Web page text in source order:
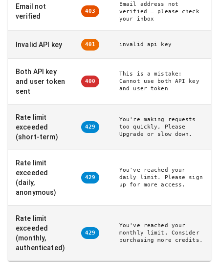
Email not
verified
403
Email address not
verified – please check
your inbox
Invalid API key 401 invalid api key
Both API key
and user token
sent
400
This is a mistake:
Cannot use both API key
and user token
Rate limit
exceeded
(short-term)
429
You're making requests
too quickly, Please
Upgrade or slow down.
Rate limit
exceeded
(daily,
anonymous)
429
You've reached your
daily limit. Please sign
up for more access.
Rate limit
exceeded
(monthly,
authenticated)
429
You've reached your
monthly limit. Consider
purchasing more credits.